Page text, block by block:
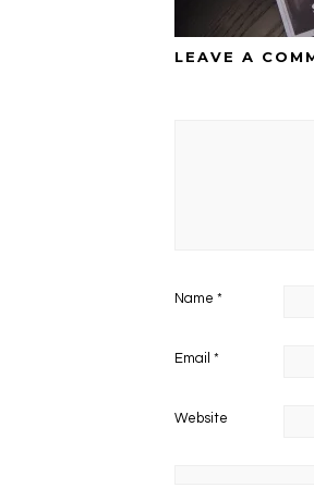
LEAVE A
Name *
Email *
Website